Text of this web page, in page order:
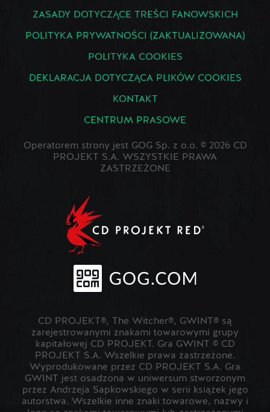
ZASADY DOTYCZĄCE TREŚCI FANOWSKICH
POLITYKA PRYWATNOŚCI (ZAKTUALIZOWANA)
POLITYKA COOKIES
DEKLARACJA DOTYCZĄCA PLIKÓW COOKIES
KONTAKT
CENTRUM PRASOWE
Operatorem strony jest GOG Sp. z o.o. © 2026 CD
PROJEKT S.A. WSZYSTKIE PRAWA
ZASTRZEŻONE
CD PROJEKT®, The Witcher®, GWINT® są
zarejestrowanymi znakami towarowymi grupy
kapitałowej CD PROJEKT. Gra GWINT © CD
PROJEKT S.A. Wszelkie prawa zastrzeżone.
Wyprodukowane przez CD PROJEKT S.A. Gra
GWINT jest osadzona w uniwersum stworzonym
przez Andrzeja Sapkowskiego w serii książek jego
autorstwa. Wszelkie inne znaki towarowe, nazwy i